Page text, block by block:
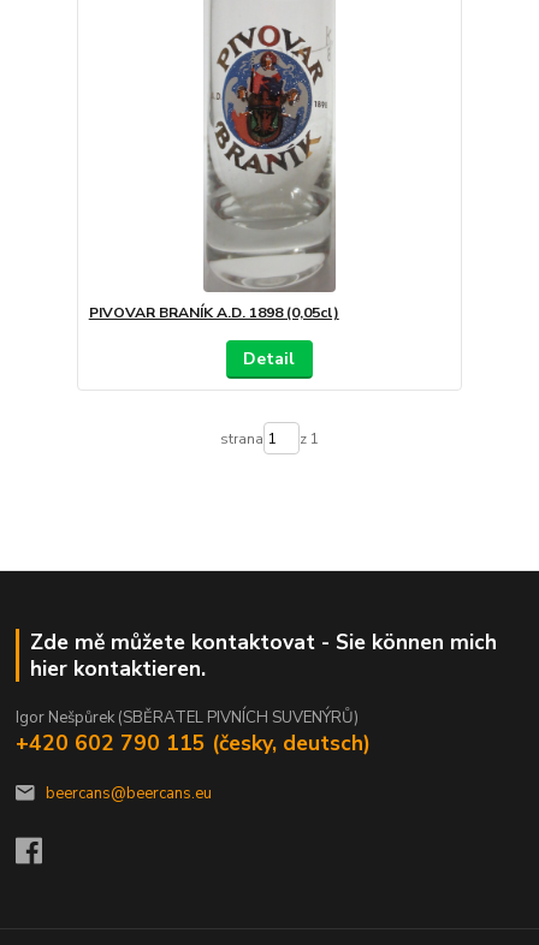
PIVOVAR BRANÍK A.D. 1898 (0,05cl)
Detail
strana z 1
Zde mě můžete kontaktovat - Sie können mich
hier kontaktieren.
Igor Nešpůrek (SBĚRATEL PIVNÍCH SUVENÝRŮ)
+420 602 790 115 (česky, deutsch)
beercans@beercans.eu